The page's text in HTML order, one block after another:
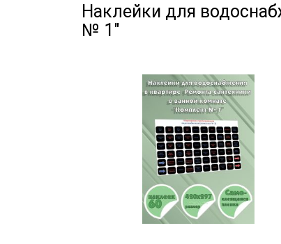
Наклейки для
№ 1"